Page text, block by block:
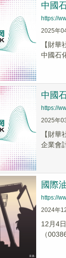
中國
https://
2025年
【財
中國石
中國
https://
2025年
【財
企業會
國際
https://
2024年
12月4
（